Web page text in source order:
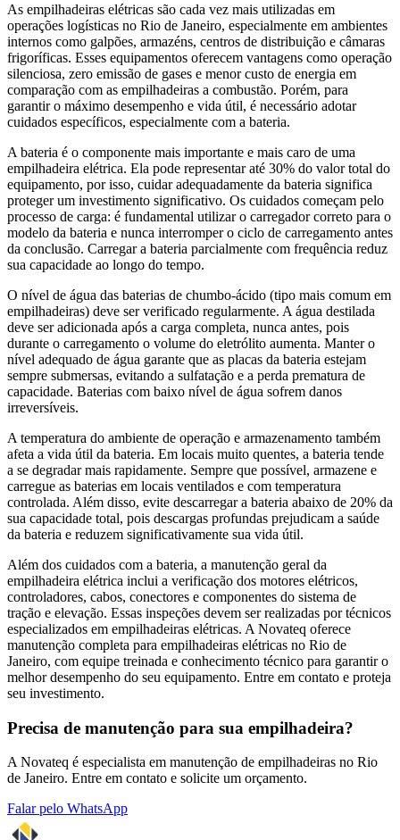
As empilhadeiras elétricas são cada vez mais utilizadas em
operações logísticas no Rio de Janeiro, especialmente em ambientes
internos como galpões, armazéns, centros de distribuição e câmaras
frigoríficas. Esses equipamentos oferecem vantagens como operação
silenciosa, zero emissão de gases e menor custo de energia em
comparação com as empilhadeiras a combustão. Porém, para
garantir o máximo desempenho e vida útil, é necessário adotar
cuidados específicos, especialmente com a bateria.
A bateria é o componente mais importante e mais caro de uma
empilhadeira elétrica. Ela pode representar até 30% do valor total do
equipamento, por isso, cuidar adequadamente da bateria significa
proteger um investimento significativo. Os cuidados começam pelo
processo de carga: é fundamental utilizar o carregador correto para o
modelo da bateria e nunca interromper o ciclo de carregamento antes
da conclusão. Carregar a bateria parcialmente com frequência reduz
sua capacidade ao longo do tempo.
O nível de água das baterias de chumbo-ácido (tipo mais comum em
empilhadeiras) deve ser verificado regularmente. A água destilada
deve ser adicionada após a carga completa, nunca antes, pois
durante o carregamento o volume do eletrólito aumenta. Manter o
nível adequado de água garante que as placas da bateria estejam
sempre submersas, evitando a sulfatação e a perda prematura de
capacidade. Baterias com baixo nível de água sofrem danos
irreversíveis.
A temperatura do ambiente de operação e armazenamento também
afeta a vida útil da bateria. Em locais muito quentes, a bateria tende
a se degradar mais rapidamente. Sempre que possível, armazene e
carregue as baterias em locais ventilados e com temperatura
controlada. Além disso, evite descarregar a bateria abaixo de 20% da
sua capacidade total, pois descargas profundas prejudicam a saúde
da bateria e reduzem significativamente sua vida útil.
Além dos cuidados com a bateria, a manutenção geral da
empilhadeira elétrica inclui a verificação dos motores elétricos,
controladores, cabos, conectores e componentes do sistema de
tração e elevação. Essas inspeções devem ser realizadas por técnicos
especializados em empilhadeiras elétricas. A Novateq oferece
manutenção completa para empilhadeiras elétricas no Rio de
Janeiro, com equipe treinada e conhecimento técnico para garantir o
melhor desempenho do seu equipamento. Entre em contato e proteja
seu investimento.
Precisa de manutenção para sua empilhadeira?
A Novateq é especialista em manutenção de empilhadeiras no Rio
de Janeiro. Entre em contato e solicite um orçamento.
Falar pelo WhatsApp